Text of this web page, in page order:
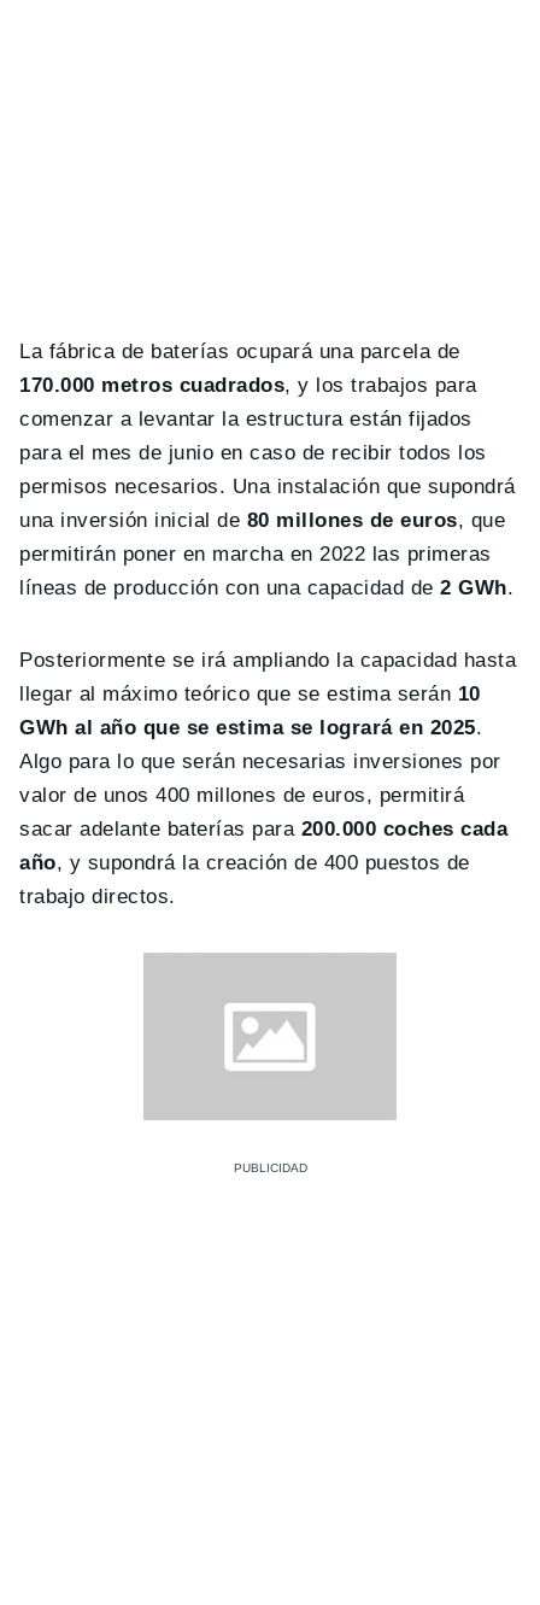
La fábrica de baterías ocupará una parcela de
170.000 metros cuadrados, y los trabajos para
comenzar a levantar la estructura están fijados
para el mes de junio en caso de recibir todos los
permisos necesarios. Una instalación que supondrá
una inversión inicial de 80 millones de euros, que
permitirán poner en marcha en 2022 las primeras
líneas de producción con una capacidad de 2 GWh.
Posteriormente se irá ampliando la capacidad hasta
llegar al máximo teórico que se estima serán 10
GWh al año que se estima se logrará en 2025.
Algo para lo que serán necesarias inversiones por
valor de unos 400 millones de euros, permitirá
sacar adelante baterías para 200.000 coches cada
año, y supondrá la creación de 400 puestos de
trabajo directos.